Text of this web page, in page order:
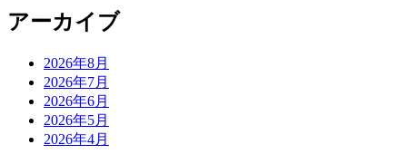
アーカイブ
2026年8月
2026年7月
2026年6月
2026年5月
2026年4月